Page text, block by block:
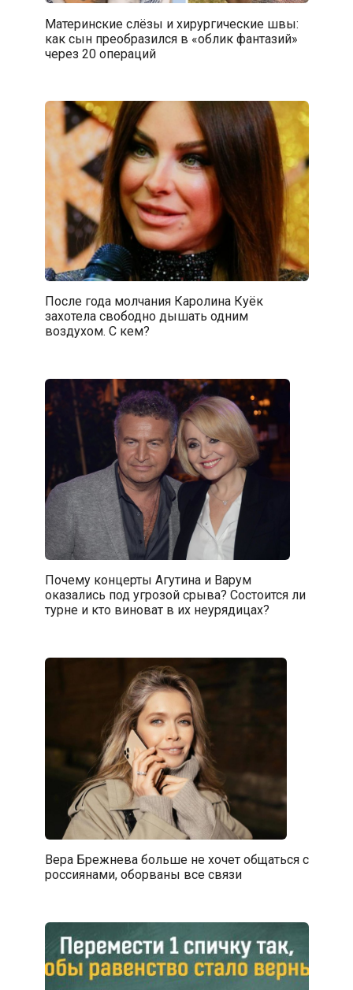
Материнские слёзы и хирургические швы:
как сын преобразился в «облик фантазий»
через 20 операций
После года молчания Каролина Куёк
захотела свободно дышать одним
воздухом. С кем?
Почему концерты Агутина и Варум
оказались под угрозой срыва? Состоится ли
турне и кто виноват в их неурядицах?
Вера Брежнева больше не хочет общаться с
россиянами, оборваны все связи